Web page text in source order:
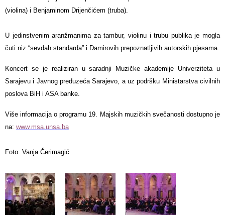
(violina) i Benjaminom Drijenčićem (truba).
U jedinstvenim aranžmanima za tambur, violinu i trubu publika je mogla
čuti niz “sevdah standarda” i Damirovih prepoznatljivih autorskih pjesama.
Koncert se je realiziran u saradnji Muzičke akademije Univerziteta u
Sarajevu i Javnog preduzeća Sarajevo, a uz podršku Ministarstva civilnih
poslova BiH i ASA banke.
Više informacija o programu 19. Majskih muzičkih svečanosti dostupno je
na: www.msa.unsa.ba
Foto: Vanja Čerimagić